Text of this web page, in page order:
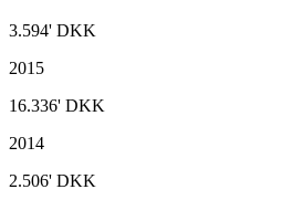
3.594' DKK
2015
16.336' DKK
2014
2.506' DKK